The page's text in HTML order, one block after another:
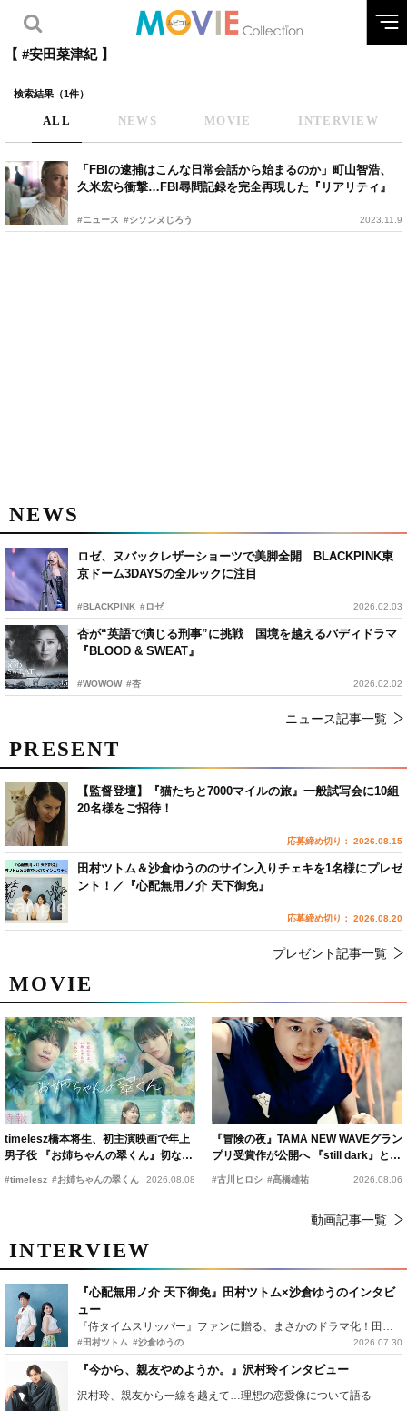
【 #安田菜津紀 】
検索結果（1件）
ALL NEWS MOVIE INTERVIEW
「FBIの逮捕はこんな日常会話から始まるのか」町山智浩、
久米宏ら衝撃…FBI尋問記録を完全再現した『リアリティ』
#ニュース #シソンヌじろう 2023.11.9
NEWS
ロゼ、ヌバックレザーショーツで美脚全開 BLACKPINK東
京ドーム3DAYSの全ルックに注目
#BLACKPINK #ロゼ 2026.02.03
杏が“英語で演じる刑事”に挑戦 国境を越えるバディドラマ
『BLOOD & SWEAT』
#WOWOW #杏 2026.02.02
ニュース記事一覧
MOVIE
timelesz橋本将生、初主演映画で年上
男子役 『お姉ちゃんの翠くん』切ない
恋の幕開けを予感
#timelesz #お姉ちゃんの翠くん 2026.08.08
『冒険の夜』TAMA NEW WAVEグラン
プリ受賞作が公開へ 『still dark』と同
時上映決定
#古川ヒロシ #髙橋雄祐 2026.08.06
動画記事一覧
INTERVIEW
『心配無用ノ介 天下御免』田村ツトム×沙倉ゆうのインタビ
ュー
『侍タイムスリッパー』ファンに贈る、まさかのドラマ化！田村ツトム×沙倉ゆうのが語る『心配無用ノ介』撮影秘話
#田村ツトム #沙倉ゆうの 2026.07.30
『今から、親友やめようか。』沢村玲インタビュー
沢村玲、親友から一線を越えて…理想の恋愛像について語る
PRESENT
【監督登壇】『猫たちと7000マイルの旅』一般試写会に10組
20名様をご招待！
応募締め切り： 2026.08.15
田村ツトム＆沙倉ゆうののサイン入りチェキを1名様にプレゼ
ント！／『心配無用ノ介 天下御免』
応募締め切り： 2026.08.20
プレゼント記事一覧